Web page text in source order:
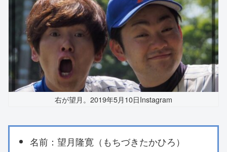
右が望月。2019年5月10日Instagram
名前：望月隆寛（もちづきたかひろ）